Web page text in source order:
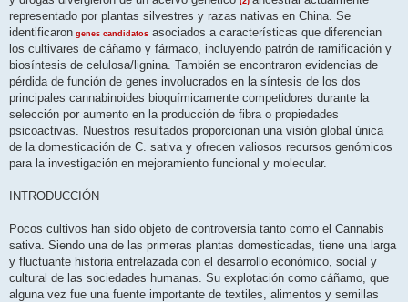
representado por plantas silvestres y razas nativas en China. Se
identificaron genes candidatos asociados a características que diferencian
los cultivares de cáñamo y fármaco, incluyendo patrón de ramificación y
biosíntesis de celulosa/lignina. También se encontraron evidencias de
pérdida de función de genes involucrados en la síntesis de los dos
principales cannabinoides bioquímicamente competidores durante la
selección por aumento en la producción de fibra o propiedades
psicoactivas. Nuestros resultados proporcionan una visión global única
de la domesticación de C. sativa y ofrecen valiosos recursos genómicos
para la investigación en mejoramiento funcional y molecular.
INTRODUCCIÓN
Pocos cultivos han sido objeto de controversia tanto como el Cannabis
sativa. Siendo una de las primeras plantas domesticadas, tiene una larga
y fluctuante historia entrelazada con el desarrollo económico, social y
cultural de las sociedades humanas. Su explotación como cáñamo, que
alguna vez fue una fuente importante de textiles, alimentos y semillas